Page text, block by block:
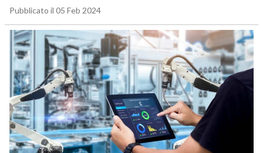
Pubblicato il 05 Feb 2024